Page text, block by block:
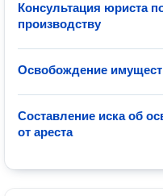
Консультация юриста
производству
Освобождение
Составление иска об
от ареста